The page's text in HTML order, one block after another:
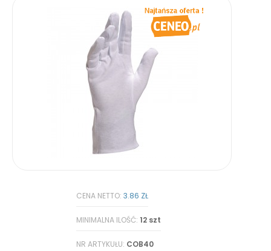
CENA NETTO: 3.86 ZŁ
MINIMALNA ILOŚĆ: 12 szt
NR ARTYKUŁU: COB40